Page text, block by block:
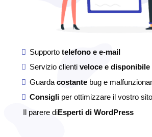
Supportotelefono e e-mail
Servizio clienti veloce e disponibile
Guarda costantebug e
Consigliper ottimizzare il vostro sito
Il parere diEsperti di WordPress